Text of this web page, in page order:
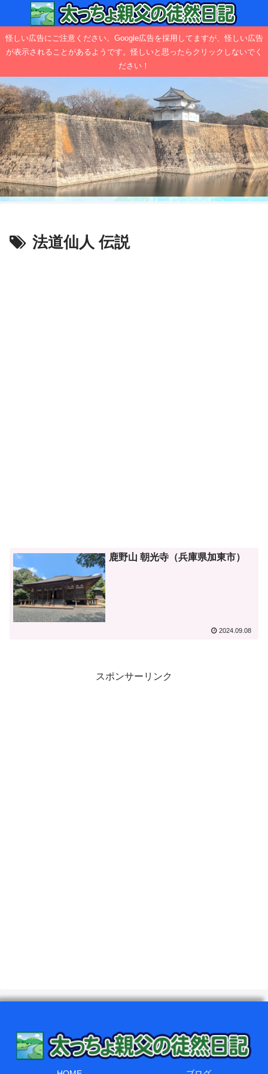
怪しい広告にご注意ください。Google広告を採用してますが、怪しい広告
が表示されることがあるようです。怪しいと思ったらクリックしないでく
ださい！
法道仙人 伝説
鹿野山 朝光寺（兵庫県加東市）
2024.09.08
スポンサーリンク